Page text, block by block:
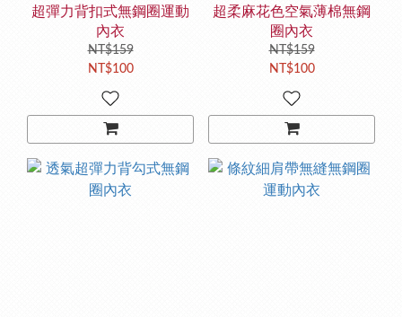
超彈力背扣式無鋼圈運動
內衣
NT$159
NT$100
超柔麻花色空氣薄棉無鋼
圈內衣
NT$159
NT$100